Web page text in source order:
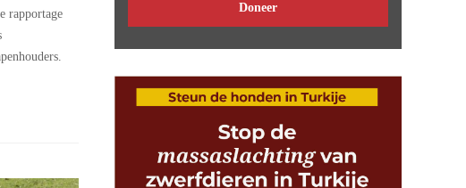
rapportage
Doneer